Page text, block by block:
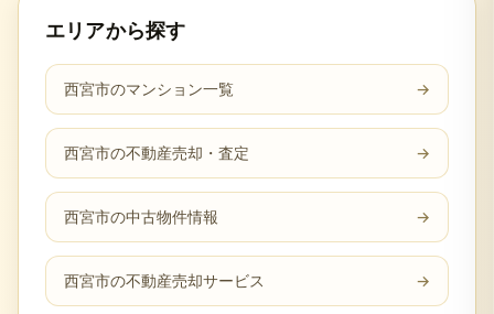
エリアから探す
西宮市のマンション一覧 →
西宮市の不動産売却・査定 →
西宮市の中古物件情報 →
西宮市の不動産売却サービス →